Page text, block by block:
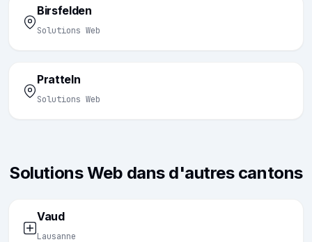
Birsfelden
Solutions Web
Pratteln
Solutions Web
Solutions Web dans d'autres cantons
Vaud
Lausanne